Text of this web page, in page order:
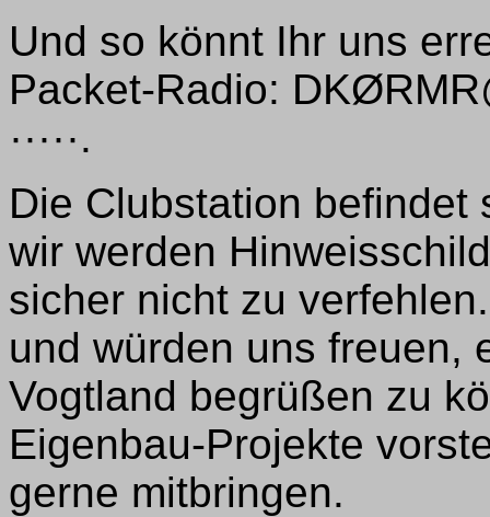
Und so könnt Ihr uns
Packet-Radio:
·····.
Die Clubstation befindet
wir werden
sicher nicht zu
und würden uns freuen,
Vogtland begrüßen zu
Eigenbau-Projekte
gerne mitbringen.